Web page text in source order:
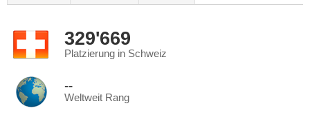
329'669
Platzierung in Schweiz
--
Weltweit Rang